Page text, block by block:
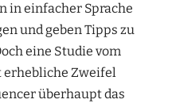
in einfacher Sprache
und geben Tipps zu
eine Studie vom
erhebliche Zweifel
überhaupt das